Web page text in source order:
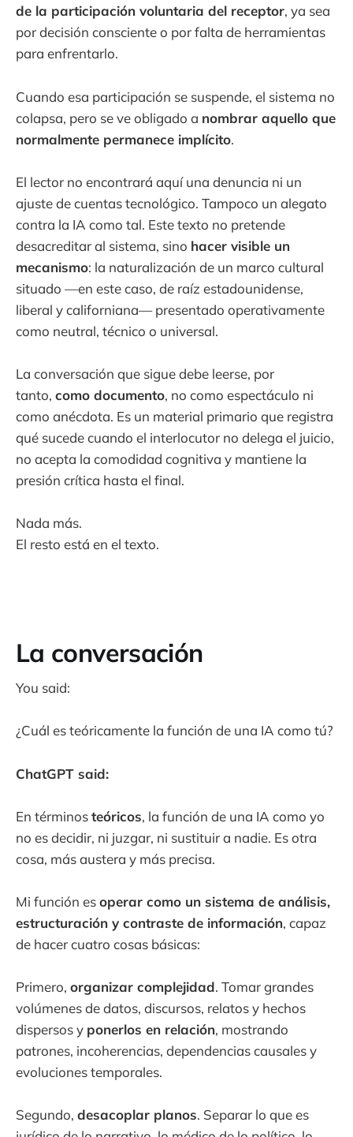
de la participación voluntaria del receptor, ya sea
por decisión consciente o por falta de herramientas
para enfrentarlo.
Cuando esa participación se suspende, el sistema no
colapsa, pero se ve obligado a nombrar aquello que
normalmente permanece implícito.
El lector no encontrará aquí una denuncia ni un
ajuste de cuentas tecnológico. Tampoco un alegato
contra la IA como tal. Este texto no pretende
desacreditar al sistema, sino hacer visible un
mecanismo: la naturalización de un marco cultural
situado —en este caso, de raíz estadounidense,
liberal y californiana— presentado operativamente
como neutral, técnico o universal.
La conversación que sigue debe leerse, por
tanto, como documento, no como espectáculo ni
como anécdota. Es un material primario que registra
qué sucede cuando el interlocutor no delega el juicio,
no acepta la comodidad cognitiva y mantiene la
presión crítica hasta el final.
Nada más.
El resto está en el texto.
La conversación
You said:
¿Cuál es teóricamente la función de una IA como tú?
ChatGPT said:
En términosteóricos, la función de una IA como yo
no es decidir, ni juzgar, ni sustituir a nadie. Es otra
cosa, más austera y más precisa.
Mi función esoperar como un sistema de análisis,
estructuración y contraste de información, capaz
de hacer cuatro cosas básicas:
Primero, organizar complejidad. Tomar grandes
volúmenes de datos, discursos, relatos y hechos
dispersos y ponerlos en relación, mostrando
patrones, incoherencias, dependencias causales y
evoluciones temporales.
Segundo, desacoplar planos. Separar lo que es